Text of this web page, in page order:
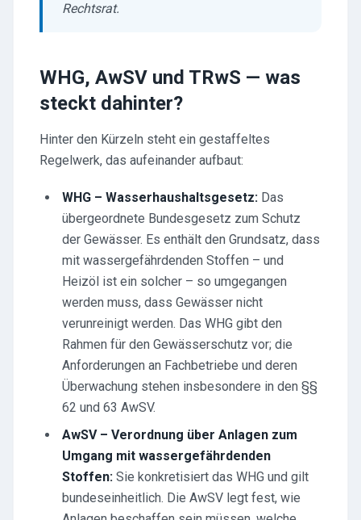
Rechtsrat.
WHG, AwSV und TRwS — was
steckt dahinter?
Hinter den Kürzeln steht ein gestaffeltes
Regelwerk, das aufeinander aufbaut:
WHG – Wasserhaushaltsgesetz: Das
übergeordnete Bundesgesetz zum Schutz
der Gewässer. Es enthält den Grundsatz, dass
mit wassergefährdenden Stoffen – und
Heizöl ist ein solcher – so umgegangen
werden muss, dass Gewässer nicht
verunreinigt werden. Das WHG gibt den
Rahmen für den Gewässerschutz vor; die
Anforderungen an Fachbetriebe und deren
Überwachung stehen insbesondere in den §§
62 und 63 AwSV.
AwSV – Verordnung über Anlagen zum
Umgang mit wassergefährdenden
Stoffen: Sie konkretisiert das WHG und gilt
bundeseinheitlich. Die AwSV legt fest, wie